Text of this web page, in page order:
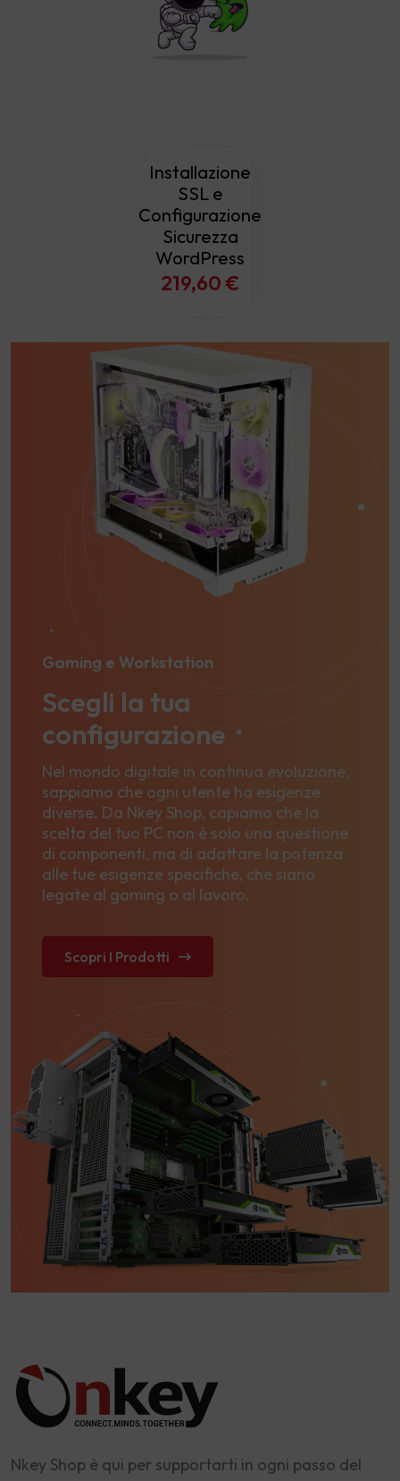
Installazione
SSL e
Configurazione
Sicurezza
WordPress
219,60€
Gaming e Workstation
Scegli la tua
configurazione
Nel mondo digitale in continua evoluzione,
sappiamo che ogni utente ha esigenze
diverse. Da Nkey Shop, capiamo che la
scelta del tuo PC non è solo una questione
di componenti, ma di adattare la potenza
alle tue esigenze specifiche, che siano
legate al gaming o al lavoro.
Scopri I Prodotti
Nkey Shop è qui per supportarti in ogni passo del